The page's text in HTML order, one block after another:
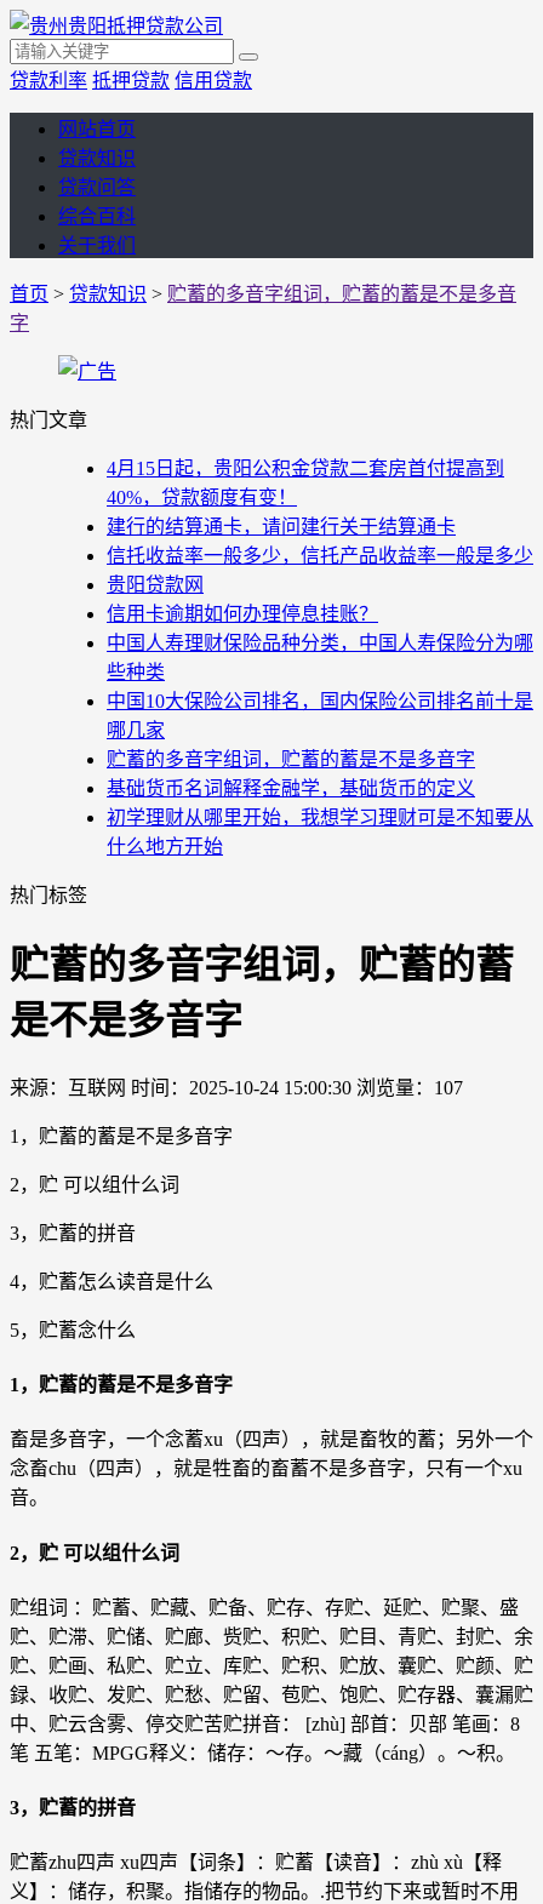
贷款利率 抵押贷款 信用贷款
网站首页
贷款知识
贷款问答
综合百科
关于我们
首页 > 贷款知识 > 贮蓄的多音字组词，贮蓄的蓄是不是多音
字
热门文章
4月15日起，贵阳公积金贷款二套房首付提高到
40%，贷款额度有变！
建行的结算通卡，请问建行关于结算通卡
信托收益率一般多少，信托产品收益率一般是多少
贵阳贷款网
信用卡逾期如何办理停息挂账？
中国人寿理财保险品种分类，中国人寿保险分为哪
些种类
中国10大保险公司排名，国内保险公司排名前十是
哪几家
贮蓄的多音字组词，贮蓄的蓄是不是多音字
基础货币名词解释金融学，基础货币的定义
初学理财从哪里开始，我想学习理财可是不知要从
什么地方开始
热门标签
贮蓄的多音字组词，贮蓄的蓄
是不是多音字
来源：互联网 时间：2025-10-24 15:00:30 浏览量：107
1，贮蓄的蓄是不是多音字
2，贮 可以组什么词
3，贮蓄的拼音
4，贮蓄怎么读音是什么
5，贮蓄念什么
1，贮蓄的蓄是不是多音字
畜是多音字，一个念蓄xu（四声），就是畜牧的蓄；另外一个
念畜chu（四声），就是牲畜的畜蓄不是多音字，只有一个xu
音。
2，贮 可以组什么词
贮组词 ：贮蓄、贮藏、贮备、贮存、存贮、延贮、贮聚、盛
贮、贮滞、贮储、贮廊、赀贮、积贮、贮目、青贮、封贮、余
贮、贮画、私贮、贮立、库贮、贮积、贮放、囊贮、贮颜、贮
録、收贮、发贮、贮愁、贮留、苞贮、饱贮、贮存器、囊漏贮
中、贮云含雾、停交贮苦贮拼音： [zhù] 部首：贝部 笔画：8
笔 五笔：MPGG释义：储存：～存。～藏（cáng）。～积。
3，贮蓄的拼音
贮蓄zhu四声 xu四声【词条】：贮蓄【读音】：zhù xù【释
义】：储存，积聚。指储存的物品。.把节约下来或暂时不用